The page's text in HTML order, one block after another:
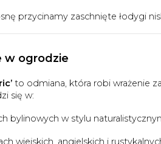
przycinamy zaschnięte łodygi
w ogrodzie
to odmiana, która robi wrażenie
się w:
bylinowych w stylu
wiejskich, angielskich i